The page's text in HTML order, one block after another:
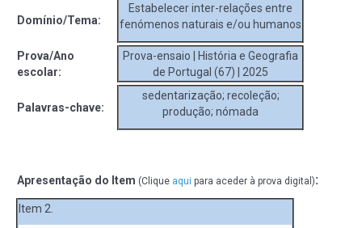
Domínio/Tema:
Estabelecer inter-relações entre
fenómenos naturais e/ou humanos
Prova/Ano
escolar:
Prova-ensaio | História e Geografia
de Portugal (67) | 2025
Palavras-chave:
sedentarização; recoleção;
produção; nómada
Apresentação do Item (Clique aqui para aceder à prova digital):
Item 2.